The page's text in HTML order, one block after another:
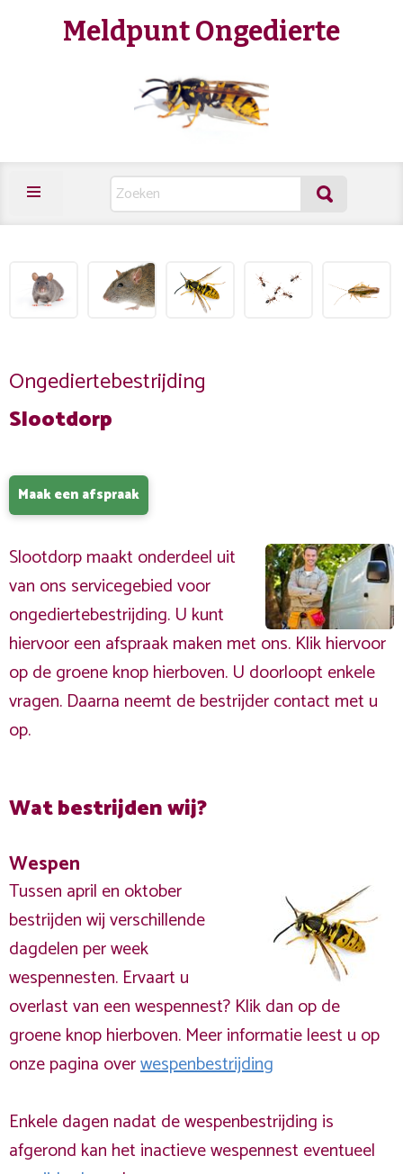
Meldpunt Ongedierte
Ongediertebestrijding
Slootdorp
Maak een afspraak
Slootdorp maakt onderdeel uit
van ons servicegebied voor
ongediertebestrijding. U kunt
hiervoor een afspraak maken met ons. Klik hiervoor
op de groene knop hierboven. U doorloopt enkele
vragen. Daarna neemt de bestrijder contact met u
op.
Wat bestrijden wij?
Wespen
Tussen april en oktober
bestrijden wij verschillende
dagdelen per week
wespennesten. Ervaart u
overlast van een wespennest? Klik dan op de
groene knop hierboven. Meer informatie leest u op
onze pagina overwespenbestrijding
Enkele dagen nadat de wespenbestrijding is
afgerond kan het inactieve wespennest eventueel